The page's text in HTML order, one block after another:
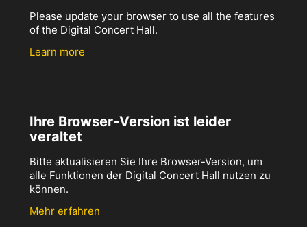
Please update your browser to use all the features
of the Digital Concert Hall.
Learn more
Ihre Browser-Version ist leider
veraltet
Bitte aktualisieren Sie Ihre Browser-Version, um
alle Funktionen der Digital Concert Hall nutzen zu
können.
Mehr erfahren